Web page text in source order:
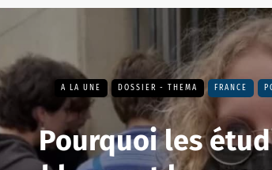
A LA UNE DOSSIER - THEMA FRANCE
Pourquoi les